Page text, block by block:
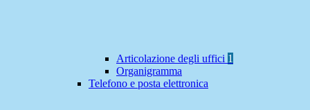
Articolazione degli uffici 1
Organigramma
Telefono e posta elettronica